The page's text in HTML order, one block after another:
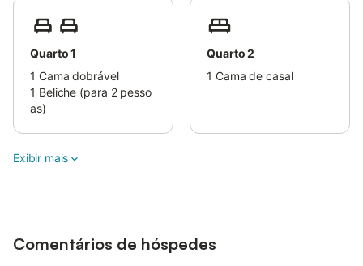
Quarto 1
1 Cama dobrável
1 Beliche (para 2 pesso
as)
Quarto 2
1 Cama de casal
Exibir mais
Comentários de hóspedes